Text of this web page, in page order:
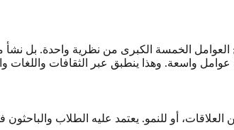
الخمسة الكبرى من نظرية واحدة. بل
أو للنمو. يعتمد عليه الطلاب